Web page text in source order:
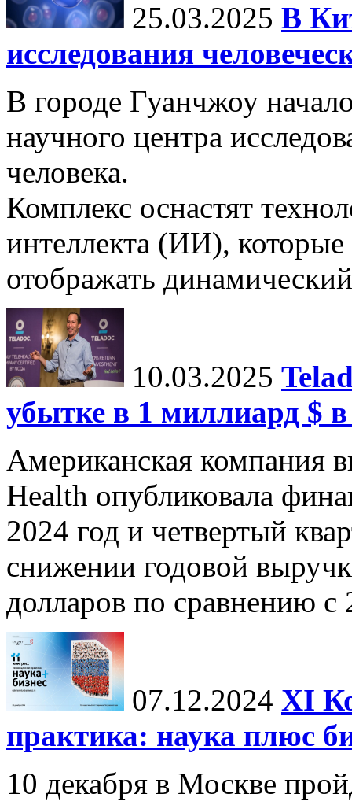
25.03.2025 В
исследования
В городе Гуанчжоу
научного центра
человека.
Комплекс оснастят
интеллекта (ИИ),
отображать
10.03.2025
убытке в 1 миллиард $ в
Американская компания
Health опубликовала
2024 год и четвертый
снижении годовой
долларов по сравнению с
07.12.2024 ХI
практика: наука плюс
10 декабря в Москве